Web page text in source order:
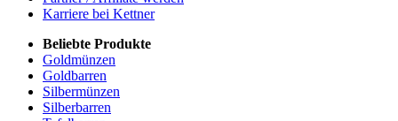
Karriere bei Kettner
Beliebte Produkte
Goldmünzen
Goldbarren
Silbermünzen
Silberbarren